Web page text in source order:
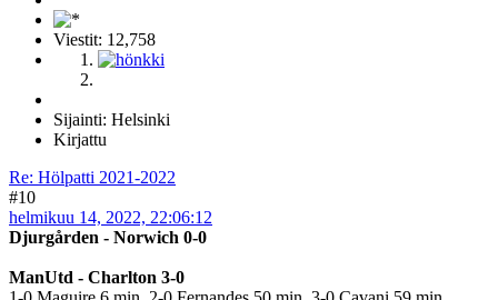
Viestit: 12,758
Sijainti: Helsinki
Kirjattu
Re: Hölpatti 2021-2022
#10
helmikuu 14, 2022, 22:06:12
Djurgården - Norwich 0-0
ManUtd - Charlton 3-0